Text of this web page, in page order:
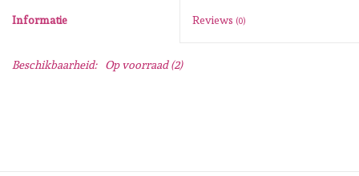
schudmateriaal
Lesia Zgharda
Informatie Reviews (0)
Beschikbaarheid: Op voorraad(2)